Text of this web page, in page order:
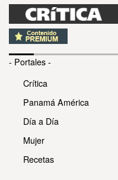
- Portales -
Crítica
Panamá América
Día a Día
Mujer
Recetas